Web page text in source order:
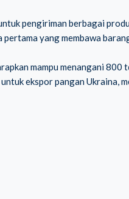
pengiriman berbagai
yang membawa
mampu menangani
ekspor pangan Ukraina,